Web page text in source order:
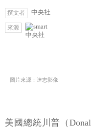
撰文者 中央社
來源
中央社
圖片來源：達志影像
美國總統川普（